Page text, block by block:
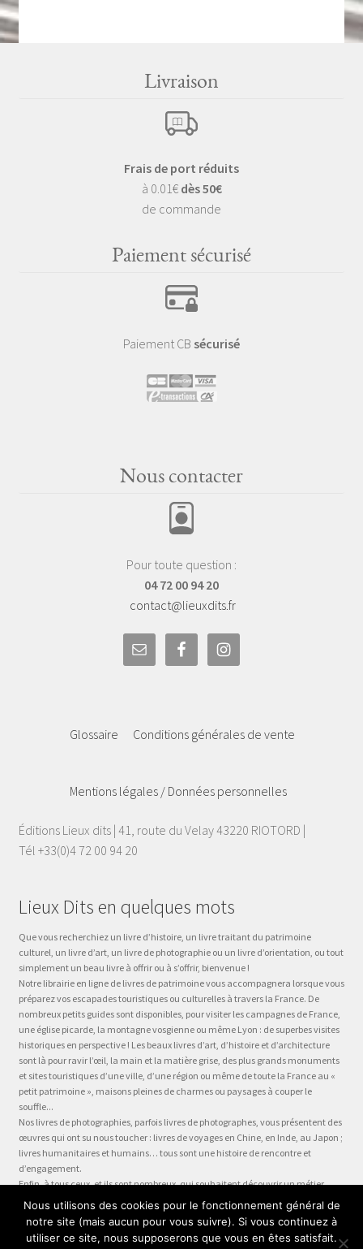
Livraison
Frais de port réduits
à 0.01€ dès 50€
de commande
Paiement sécurisé
Paiement CB sécurisé
Nous contacter
Pour toute question :
04 72 00 94 20
contact@lieuxdits.fr
Glossaire Conditions générales de vente
Mentions légales / Données personnelles
Éditions Lieux dits | 41, route du Velay 43220 RIOTORD |
Tél +33(0)4 72 00 94 20
Lieux Dits en quelques mots
Que vous recherchiez un livre d’histoire, un livre traitant du patrimoine
culturel, un livre d’art, un livre de photographie ou un livre d’orientation, ou tout
simplement un beau livre à offrir ou à s’offrir, bienvenue !
Notre librairie en ligne de livres de patrimoine vous accompagnera lorsque vous
préparez vos escapades touristiques ou culturelles à travers la France. De
nombreux petits guides sont disponibles, pour visiter les campagnes de France,
une église picarde, la montagne vosgienne ou même Lyon : de superbes visites
historiques en perspective ! Les beaux livres d’art, d’histoire et d’architecture
sont là pour ravir l’œil, la main et la matière grise, des plus grands monuments
et sites touristiques d’une ville, d’une région ou même de toute la France au «
petit patrimoine », maisons pleines de charmes ou paysages à couper le
souffle...
Nos livres de photographies, parfois livres de photographes, vous présentent des
œuvres qui ont su nous toucher : livres de voyages en Chine, en Inde, au Japon ;
livres humanitaires et humains… tous sont une histoire de rencontre et
d’engagement.
Enfin, à tous ceux, et ils sont nombreux, qui souhaitent découvrir un métier,
préparer leur formation ou choisir leur orientation, à la question « quel métier ?
» nous dédions la collection Être, véritable panorama du monde du travail, plus
qu’un guide des métiers, plus qu’une fiche métier… un test métier, un « stage
en entreprise dans votre fauteuil » !
Nous utilisons des cookies pour le fonctionnement général de
notre site (mais aucun pour vous suivre). Si vous continuez à
utiliser ce site, nous supposerons que vous en êtes satisfait.